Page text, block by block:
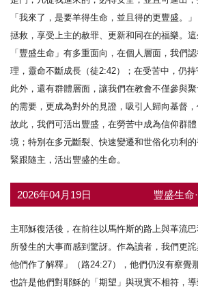
「我來了，是要羊得生命，並且得的更豐盛。
拯救，享受上主的赦罪、更新和同在的福樂。
「豐盛生命」有多重面向，在個人層面，我們
理，靈命不斷成長（徒2:42）；在受苦中，仍
此外，還有群體層面，讓我們在教會不僅參與
的需要，更成為對外的見證，吸引人歸向基督
故此，我們可活出豐盛，在勞苦中成為信仰群
境；特別在多元斷裂、快速變遷和世俗化功利
緊跟隨主，活出豐盛的生命。
2026年04月19日 豐盛生命
主耶穌復活後，在前往以馬忤斯的路上與革流
所發生的大事而感到驚訝。作為讀者，我們更
他們作了解釋」（路24:27），他們仍沒有察覺
也許是他們對耶穌的「期望」與現實不相符，